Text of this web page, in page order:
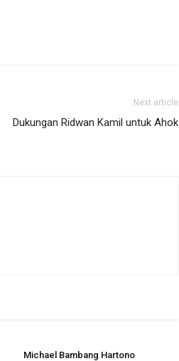
Next article
Dukungan Ridwan Kamil untuk Ahok
Michael Bambang Hartono